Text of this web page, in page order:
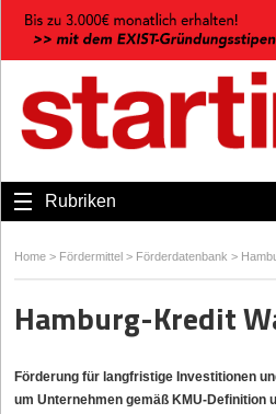
Rubriken
Home > Fördermittel > Förderdatenbank >
Hamburg-Kredit
Förderung für langfristige Investitionen
um Unternehmen gemäß KMU-Definition